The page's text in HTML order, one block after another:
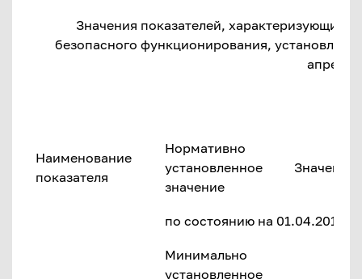
Значения показателей, характеризующих
безопасного функционирования,
апреля
Наименование
показателя
Нормативно
установленное
значение
Значение
по состоянию на 01.04.2018 г.
Минимально
установленное